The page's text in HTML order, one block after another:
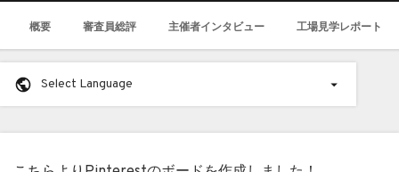
概要 審査員総評 主催者インタビュー 工場見学レポート
Select Language